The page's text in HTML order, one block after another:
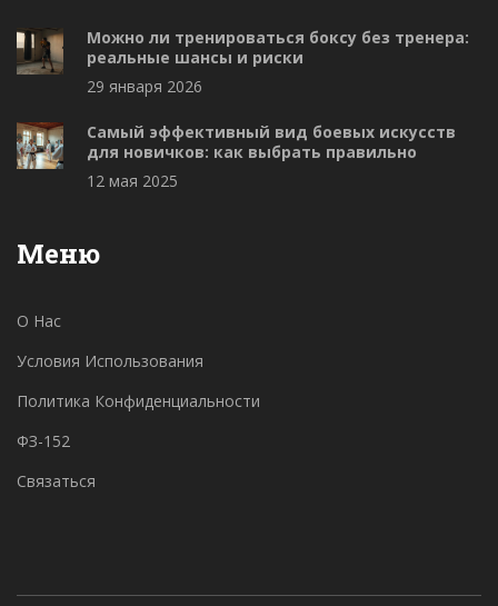
Можно ли тренироваться боксу без тренера:
реальные шансы и риски
29 января 2026
Самый эффективный вид боевых искусств
для новичков: как выбрать правильно
12 мая 2025
Меню
О Нас
Условия Использования
Политика Конфиденциальности
ФЗ-152
Связаться